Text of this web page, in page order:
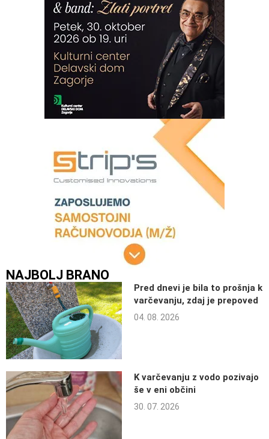
NAJBOLJ BRANO
Pred dnevi je bila to prošnja k
varčevanju, zdaj je prepoved
04. 08. 2026
K varčevanju z vodo pozivajo
še v eni občini
30. 07. 2026